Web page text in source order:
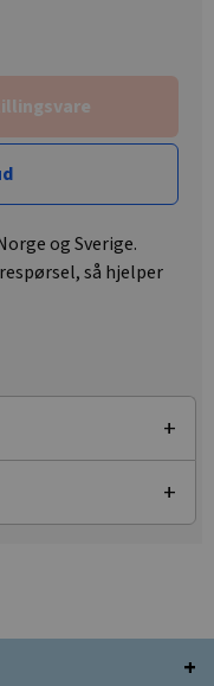
og Sverige.
så hjelper